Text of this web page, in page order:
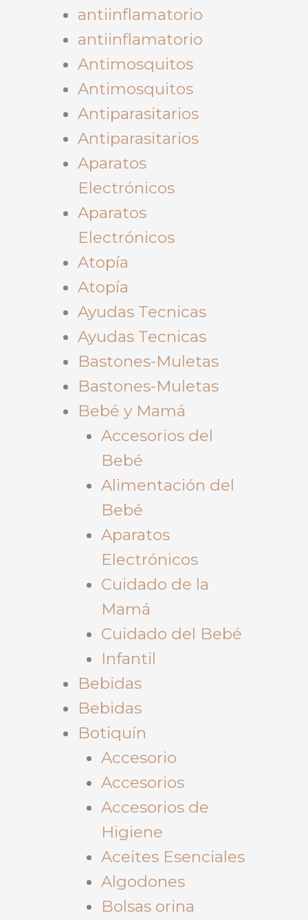
antiinflamatorio
antiinflamatorio
Antimosquitos
Antimosquitos
Antiparasitarios
Antiparasitarios
Aparatos
Electrónicos
Aparatos
Electrónicos
Atopía
Atopía
Ayudas Tecnicas
Ayudas Tecnicas
Bastones-Muletas
Bastones-Muletas
Bebé y Mamá
Accesorios del
Bebé
Alimentación del
Bebé
Aparatos
Electrónicos
Cuidado de la
Mamá
Cuidado del Bebé
Infantil
Bebidas
Bebidas
Botiquín
Accesorio
Accesorios
Accesorios de
Higiene
Aceites Esenciales
Algodones
Bolsas orina